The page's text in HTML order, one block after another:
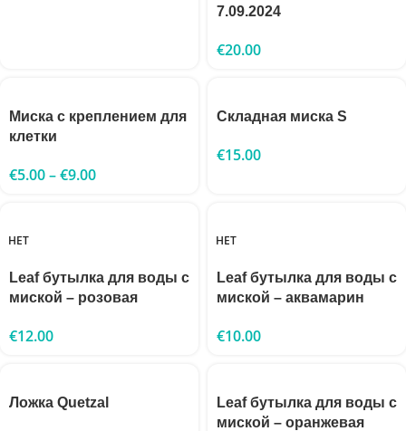
7.09.2024
€20.00
Миска с креплением для
клетки
€5.00–€9.00
Складная миска S
€15.00
НЕТ
Leaf бутылка для воды с
миской – розовая
€12.00
НЕТ
Leaf бутылка для воды с
миской – аквамарин
€10.00
Ложка Quetzal
Leaf бутылка для воды с
миской – оранжевая